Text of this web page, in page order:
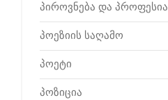
პიროვნება და პროფესია
პოეზიის საღამო
პოეტი
პოზიცია